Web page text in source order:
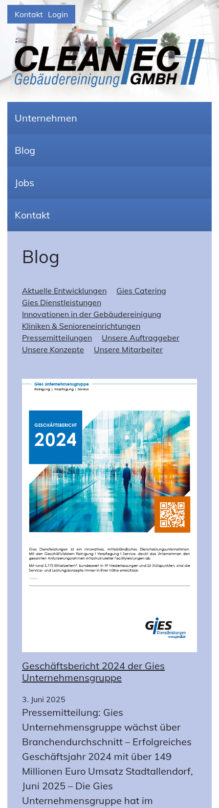
Kontakt Login
Unternehmen
Blog
Jobs
Kontakt
Blog
Aktuelle Entwicklungen
Gies Catering
Gies Dienstleistungen
Innovationen in der Gebäudereinigung
Kliniken & Senioreneinrichtungen
Pressemitteilungen
Unsere Auftraggeber
Unsere Konzepte
Unsere Mitarbeiter
Geschäftsbericht 2024 der Gies
Unternehmensgruppe
3. Juni 2025
Pressemitteilung: Gies
Unternehmensgruppe wächst über
Branchendurchschnitt – Erfolgreiches
Geschäftsjahr 2024 mit über 149
Millionen Euro Umsatz Stadtallendorf,
Juni 2025 – Die Gies
Unternehmensgruppe hat im